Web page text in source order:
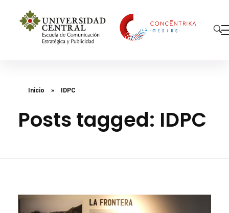
Inicio » IDPC
Posts tagged: IDPC